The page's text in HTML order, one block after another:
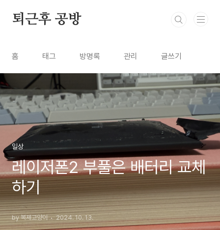
퇴근후 공방
홈 태그 방명록 관리 글쓰기
일상
레이저폰2 부풀은 배터리 교체
하기
by 복제고양이 2024. 10. 13.